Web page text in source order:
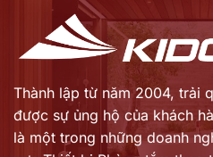
Cải thiện chất lượng không
tác dụng giúp loại bỏ
rằng không khí trong nhà
và cung cấp khí tươi.
Tiết kiệm năng lượng:
trang bị cảm biến hoặc hệ
khoảng thời gian ngừng sử
Thành lập từ năm 2004, trải
được sự ủng hộ của khách
là một trong những doanh